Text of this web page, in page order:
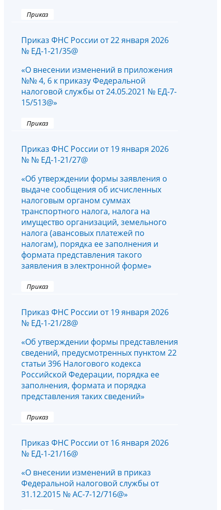
Приказ
Приказ ФНС России от 22 января 2026
№ ЕД-1-21/35@
«О внесении изменений в приложения
№№ 4, 6 к приказу Федеральной
налоговой службы от 24.05.2021 № ЕД-7-
15/513@»
Приказ
Приказ ФНС России от 19 января 2026
№ № ЕД-1-21/27@
«Об утверждении формы заявления о
выдаче сообщения об исчисленных
налоговым органом суммах
транспортного налога, налога на
имущество организаций, земельного
налога (авансовых платежей по
налогам), порядка ее заполнения и
формата представления такого
заявления в электронной форме»
Приказ
Приказ ФНС России от 19 января 2026
№ ЕД-1-21/28@
«Об утверждении формы представления
сведений, предусмотренных пунктом 22
статьи 396 Налогового кодекса
Российской Федерации, порядка ее
заполнения, формата и порядка
представления таких сведений»
Приказ
Приказ ФНС России от 16 января 2026
№ ЕД-1-21/16@
«О внесении изменений в приказ
Федеральной налоговой службы от
31.12.2015 № АС-7-12/716@»